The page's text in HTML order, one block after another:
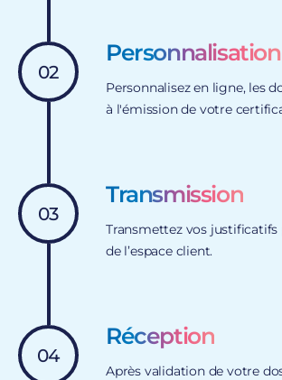
02
Personnalisation
Personnalisez en ligne, les
à l'émission de votre
03
Transmission
Transmettez vos justificatifs
de l’espace client.
04
Réception
Après validation de votre